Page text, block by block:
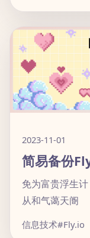
2023-11-01
简易备份
免为富贵浮生
从和气蔼天阍
信息技术#Fly.io